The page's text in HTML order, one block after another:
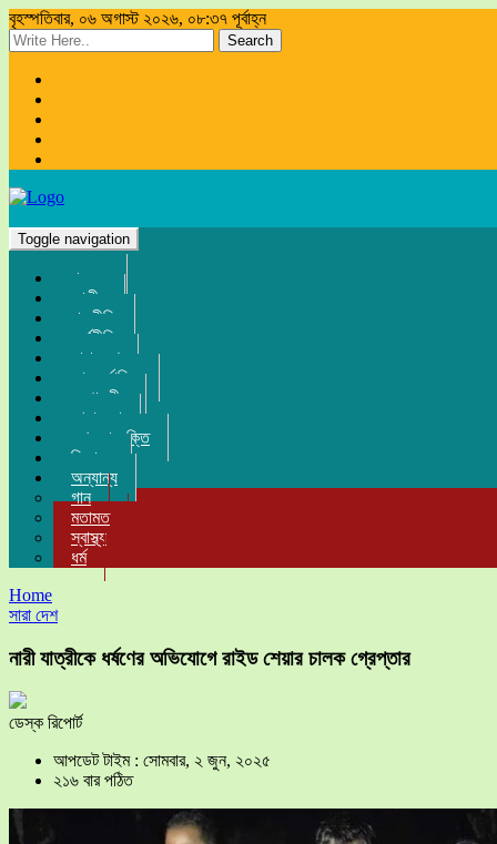
বৃহস্পতিবার, ০৬ অগাস্ট ২০২৬, ০৮:৩৭ পূর্বাহ্ন
Search
Toggle navigation
প্রচ্ছদ
জাতীয়
রাজনীতি
অর্থনীতি
সারা দেশ
আন্তর্জাতিক
সম্পাদকীয়
খেলা-ধুলা
তথ্য-প্রযুক্তি
বিনোদন
অন্যান্য
গান
মতামত
স্বাস্থ্য
ধর্ম
Home
সারা দেশ
নারী যাত্রীকে ধর্ষণের অভিযোগে রাইড শেয়ার চালক গ্রেপ্তার
ডেস্ক রিপোর্ট
আপডেট টাইম : সোমবার, ২ জুন, ২০২৫
২১৬ বার পঠিত